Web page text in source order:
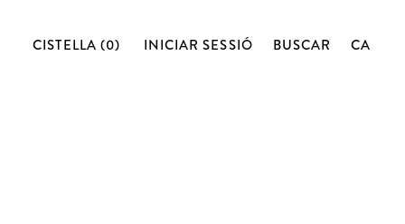
CISTELLA (0) INICIAR SESSIÓ BUSCAR CA